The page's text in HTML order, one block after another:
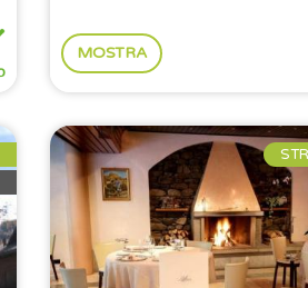
MOSTRA